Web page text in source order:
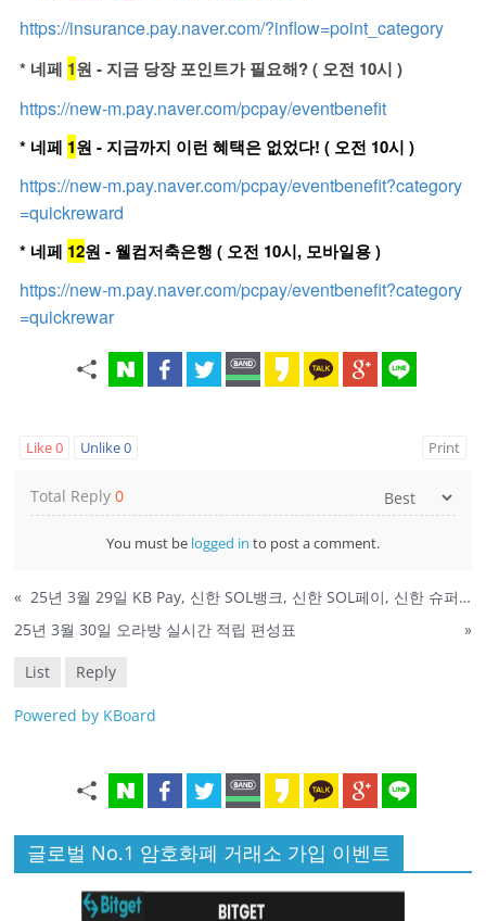
https://insurance.pay.naver.com/?inflow=point_category
* 네페 1원 - 지금 당장 포인트가 필요해? ( 오전 10시 )
https://new-m.pay.naver.com/pcpay/eventbenefit
* 네페 1원 - 지금까지 이런 혜택은 없었다! ( 오전 10시 )
https://new-m.pay.naver.com/pcpay/eventbenefit?category
=quickreward
* 네페 12원 - 웰컴저축은행 ( 오전 10시, 모바일용 )
https://new-m.pay.naver.com/pcpay/eventbenefit?category
=quickrewar
Like0 Unlike0 Print
Total Reply0
You must be logged in to post a comment.
«
25년 3월 29일 KB Pay, 신한 SOL뱅크, 신한 SOL페이, 신한 슈퍼SOL, 옥션 퀴즈 정답
25년 3월 30일 오라방 실시간 적립 편성표
»
List Reply
Powered by KBoard
글로벌 No.1 암호화폐 거래소 가입 이벤트